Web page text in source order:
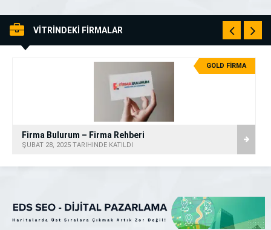
VİTRİNDEKİ FİRMALAR
GOLD FİRMA
Firma Bulurum – Firma Rehberi
ŞUBAT 28, 2025 TARİHİNDE KATILDI